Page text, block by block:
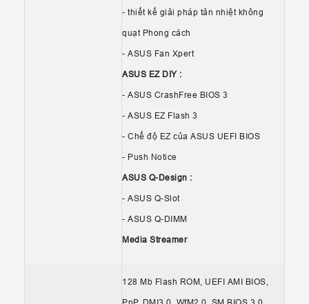
- thiết kế giải pháp tản nhiệt không
quạt Phong cách
- ASUS Fan Xpert
ASUS EZ DIY :
- ASUS CrashFree BIOS 3
- ASUS EZ Flash 3
- Chế độ EZ của ASUS UEFI BIOS
- Push Notice
ASUS Q-Design :
- ASUS Q-Slot
- ASUS Q-DIMM
Media Streamer
128 Mb Flash ROM, UEFI AMI BIOS,